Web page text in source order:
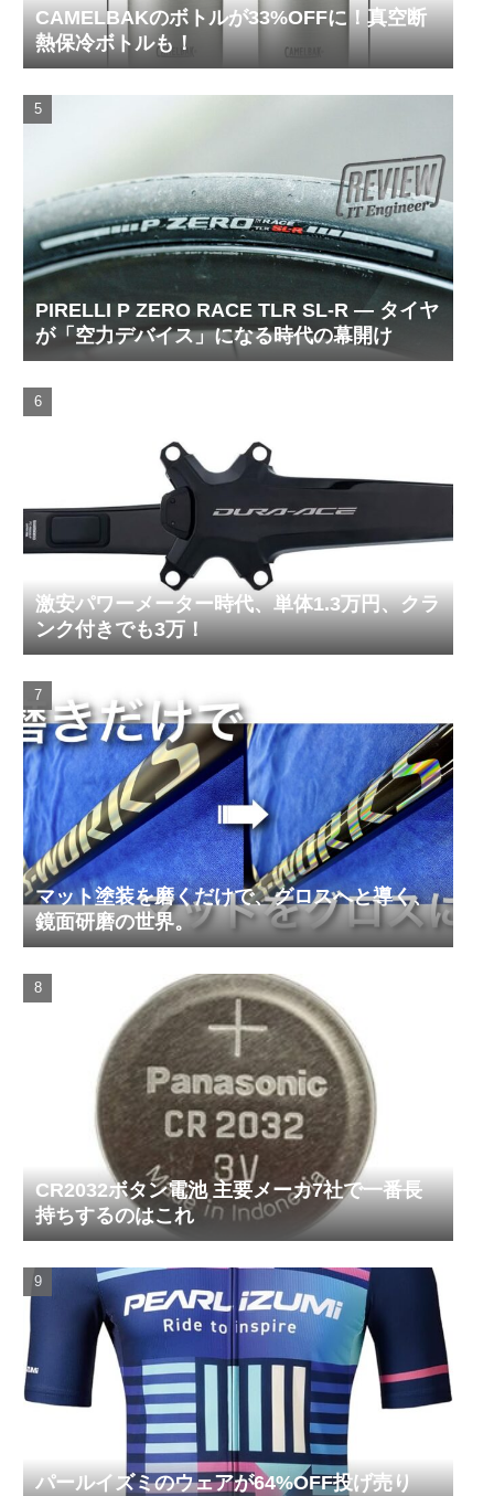
CAMELBAKのボトルが33%OFFに！真空断
熱保冷ボトルも！
PIRELLI P ZERO RACE TLR SL-R ― タイヤ
が「空力デバイス」になる時代の幕開け
激安パワーメーター時代、単体1.3万円、クラ
ンク付きでも3万！
マット塗装を磨くだけで、グロスへと導く、
鏡面研磨の世界。
CR2032ボタン電池 主要メーカ7社で一番長
持ちするのはこれ
パールイズミのウェアが64%OFF投げ売り